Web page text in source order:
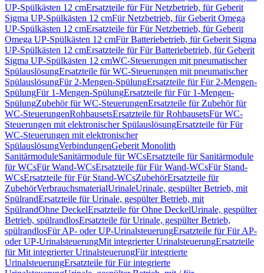
UP-Spülkästen 12 cmErsatzteile für Für Netzbetrieb, für Geberit
Sigma UP-Spülkästen 12 cmFür Netzbetrieb, für Geberit Omega
UP-Spülkästen 12 cmErsatzteile für Für Netzbetrieb, für Geberit
Omega UP-Spülkästen 12 cmFür Batteriebetrieb, für Geberit Sigma
UP-Spülkästen 12 cmErsatzteile für Für Batteriebetrieb, für Geberit
Sigma UP-Spülkästen 12 cmWC-Steuerungen mit pneumatischer
SpülauslösungErsatzteile für WC-Steuerungen mit pneumatischer
SpülauslösungFür 2-Mengen-SpülungErsatzteile für Für 2-Mengen-
SpülungFür 1-Mengen-SpülungErsatzteile für Für 1-Mengen-
SpülungZubehör für WC-SteuerungenErsatzteile für Zubehör für
WC-SteuerungenRohbausetsErsatzteile für RohbausetsFür WC-
Steuerungen mit elektronischer SpülauslösungErsatzteile für Für
WC-Steuerungen mit elektronischer
SpülauslösungVerbindungenGeberit Monolith
SanitärmoduleSanitärmodule für WCsErsatzteile für Sanitärmodule
für WCsFür Wand-WCsErsatzteile für Für Wand-WCsFür Stand-
WCsErsatzteile für Für Stand-WCsZubehörErsatzteile für
ZubehörVerbrauchsmaterialUrinaleUrinale, gespülter Betrieb, mit
SpülrandErsatzteile für Urinale, gespülter Betrieb, mit
SpülrandOhne DeckelErsatzteile für Ohne DeckelUrinale, gespülter
Betrieb, spülrandlosErsatzteile für Urinale, gespülter Betrieb,
spülrandlosFür AP- oder UP-UrinalsteuerungErsatzteile für Für AP-
oder UP-UrinalsteuerungMit integrierter UrinalsteuerungErsatzteile
für Mit integrierter UrinalsteuerungFür integrierte
UrinalsteuerungErsatzteile für Für integrierte